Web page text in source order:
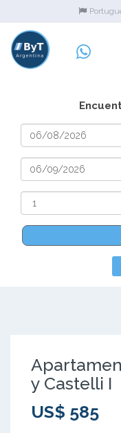
y Castelli I
US$ 585